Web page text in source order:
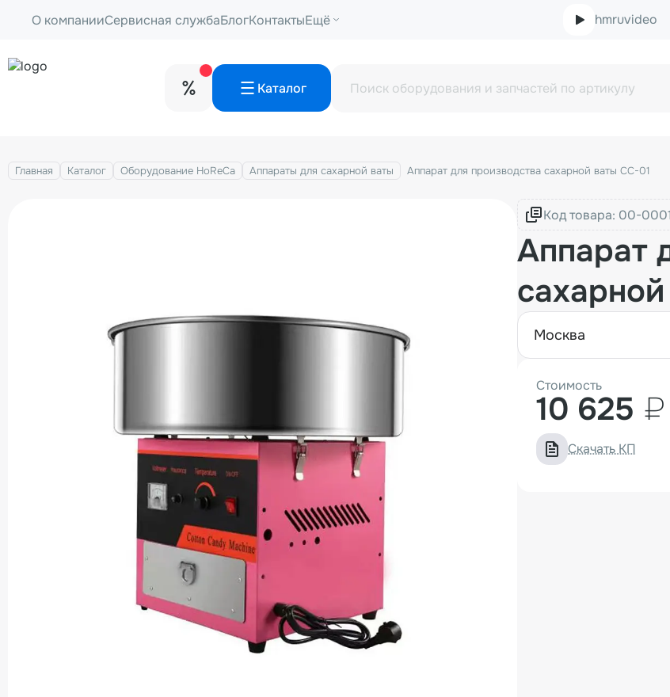
О компанииСервисная службаБлогКонтактыЕщё hmruvideo
Каталог
Главная Каталог Оборудование HoReCa Аппараты для сахарной ваты Аппарат для производства сахарной ваты CC-01
Код товара:
Аппарат
москва
Стоимость
10 625 ₽
Скачать КП